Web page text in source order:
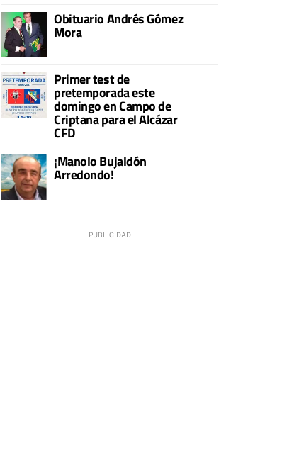
Obituario Andrés Gómez
Mora
Primer test de
pretemporada este
domingo en Campo de
Criptana para el Alcázar
CFD
¡Manolo Bujaldón
Arredondo!